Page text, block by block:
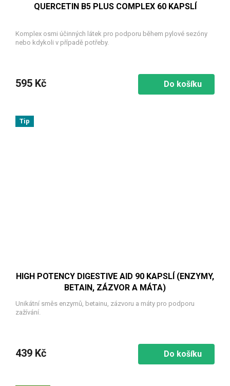
QUERCETIN B5 PLUS COMPLEX 60 KAPSLÍ
Komplex osmi účinných látek pro podporu během pylové sezóny
nebo kdykoli v případě potřeby.
595 Kč Do košíku
Tip
HIGH POTENCY DIGESTIVE AID 90 KAPSLÍ (ENZYMY,
BETAIN, ZÁZVOR A MÁTA)
Unikátní směs enzymů, betainu, zázvoru a máty pro podporu
zažívání.
439 Kč Do košíku